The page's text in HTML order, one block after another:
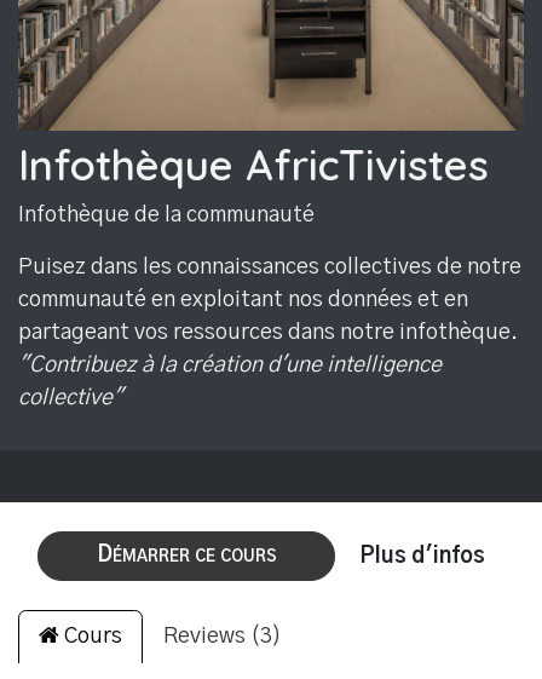
Infothèque AfricTivistes
Infothèque de la communauté
Puisez dans les connaissances collectives de notre
communauté en exploitant nos données et en
partageant vos ressources dans notre infothèque.
"Contribuez à la création d'une intelligence
collective"
Démarrer ce cours Plus d'infos
Cours Reviews (3)